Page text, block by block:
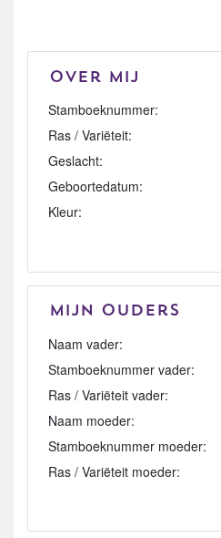
Over mij
Stamboeknummer:
Ras / Variëteit:
Geslacht:
Geboortedatum:
Kleur:
Mijn Ouders
Naam vader:
Stamboeknummer vader:
Ras / Variëteit vader:
Naam moeder:
Stamboeknummer moeder:
Ras / Variëteit moeder: